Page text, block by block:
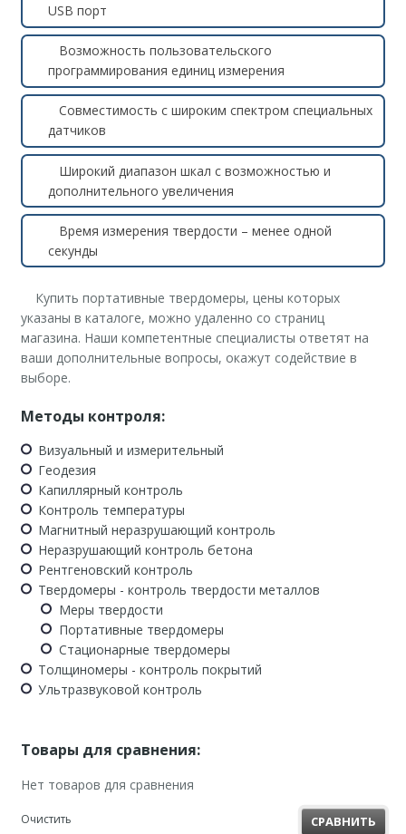
USB порт
Возможность пользовательского
программирования единиц измерения
Совместимость с широким спектром специальных
датчиков
Широкий диапазон шкал с возможностью и
дополнительного увеличения
Время измерения твердости – менее одной
секунды
Купить портативные твердомеры, цены которых
указаны в каталоге, можно удаленно со страниц
магазина. Наши компетентные специалисты ответят на
ваши дополнительные вопросы, окажут содействие в
выборе.
Методы контроля:
Визуальный и измерительный
Геодезия
Капиллярный контроль
Контроль температуры
Магнитный неразрушающий контроль
Неразрушающий контроль бетона
Рентгеновский контроль
Твердомеры - контроль твердости металлов
Меры твердости
Портативные твердомеры
Стационарные твердомеры
Толщиномеры - контроль покрытий
Ультразвуковой контроль
Товары для сравнения:
Нет товаров для сравнения
Очистить СРАВНИТЬ